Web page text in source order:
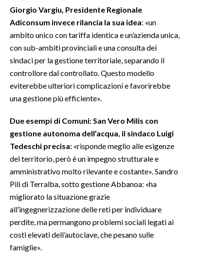
Giorgio Vargiu, Presidente Regionale
Adiconsum invece rilancia la sua idea: «un
ambito unico con tariffa identica e un’azienda unica,
con sub-ambiti provinciali e una consulta dei
sindaci per la gestione territoriale, separando il
controllore dal controllato. Questo modello
eviterebbe ulteriori complicazioni e favorirebbe
una gestione più efficiente».
Due esempi di Comuni: San Vero Milis con
gestione autonoma dell’acqua, il sindaco Luigi
Tedeschi precisa: «risponde meglio alle esigenze
del territorio, però è un impegno strutturale e
amministrativo molto rilevante e costante». Sandro
Pili di Terralba, sotto gestione Abbanoa: «ha
migliorato la situazione grazie
all’ingegnerizzazione delle reti per individuare
perdite, ma permangono problemi sociali legati ai
costi elevati dell’autoclave, che pesano sulle
famiglie».